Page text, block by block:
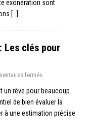
exonération sont
[…]
clés pour
fermés
un rêve pour beaucoup.
de bien évaluer la
à une estimation précise